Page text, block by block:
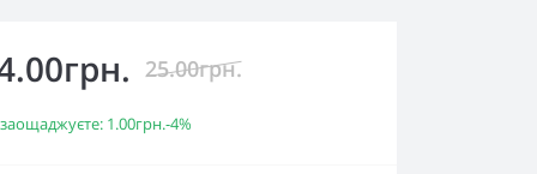
25.00грн.
1.00грн.-4%